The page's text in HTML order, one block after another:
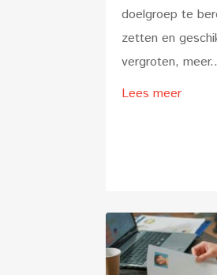
doelgroep te
zetten en
vergroten,
Lees meer